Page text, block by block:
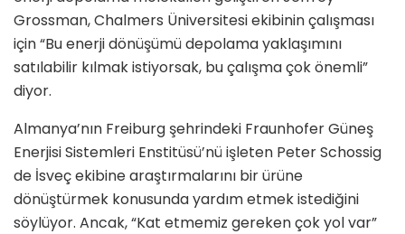
Grossman, Chalmers Üniversitesi ekibinin çalışması
için “Bu enerji dönüşümü depolama yaklaşımını
satılabilir kılmak istiyorsak, bu çalışma çok önemli”
diyor.
Almanya’nın Freiburg şehrindeki Fraunhofer Güneş
Enerjisi Sistemleri Enstitüsü’nü işleten Peter Schossig
de İsveç ekibine araştırmalarını bir ürüne
dönüştürmek konusunda yardım etmek istediğini
söylüyor. Ancak, “Kat etmemiz gereken çok yol var”